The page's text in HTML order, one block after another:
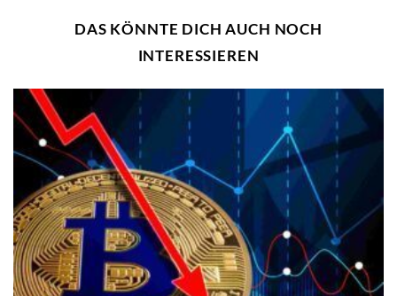
DAS KÖNNTE DICH AUCH NOCH
INTERESSIEREN